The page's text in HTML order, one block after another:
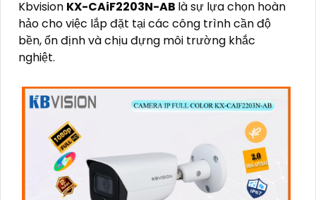
Kbvision KX-CAiF2203N-AB là sự lựa chọn hoàn
hảo cho việc lắp đặt tại các công trình cần độ
bền, ổn định và chịu đựng môi trường khắc
nghiệt.